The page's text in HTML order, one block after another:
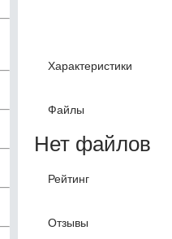
Характеристики
Файлы
Нет файлов
Рейтинг
Отзывы